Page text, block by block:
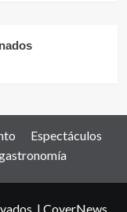
Espectáculos
| CoverNews